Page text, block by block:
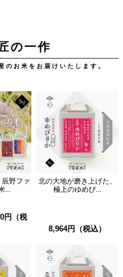
の一作
のお米をお届けいたします。
野ファ
...
円（税
北の大地が磨き上げた、
極上のゆめぴ...
8,964円（税込）